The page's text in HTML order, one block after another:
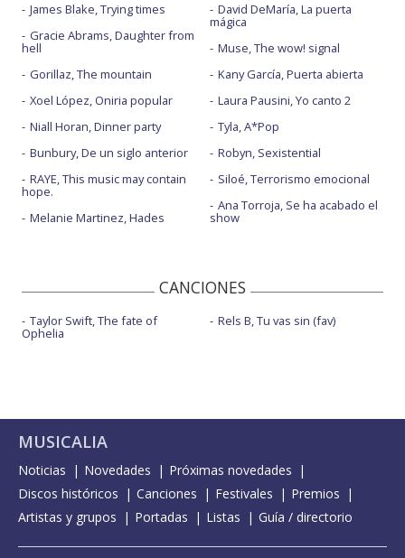
James Blake, Trying times
Gracie Abrams, Daughter from
hell
Gorillaz, The mountain
Xoel López, Oniria popular
Niall Horan, Dinner party
Bunbury, De un siglo anterior
RAYE, This music may contain
hope.
Melanie Martinez, Hades
David DeMaría, La puerta
mágica
Muse, The wow! signal
Kany García, Puerta abierta
Laura Pausini, Yo canto 2
Tyla, A*Pop
Robyn, Sexistential
Siloé, Terrorismo emocional
Ana Torroja, Se ha acabado el
show
CANCIONES
Taylor Swift, The fate of
Ophelia
Rels B, Tu vas sin (fav)
MUSICALIA
Noticias Novedades
Próximas novedades
Discos históricos
Canciones Festivales
Premios
Artistas y grupos
Portadas Listas Guía / directorio